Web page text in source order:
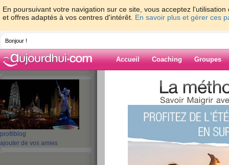
En poursuivant votre navigation sur ce site, vous acceptez
et offres adaptés à vos centres d'intérêt. En savoir plus et gérer ces
Bonjour !
Accueil Coaching Groupes
profil blog
ajouter de vos amies
> lilasblanc2610
Blog de